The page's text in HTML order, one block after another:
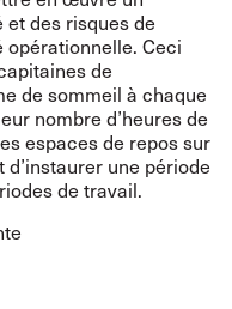
des risques de
Ceci
de
de sommeil à chaque
nombre d’heures de
espaces de repos sur
une période
de travail.